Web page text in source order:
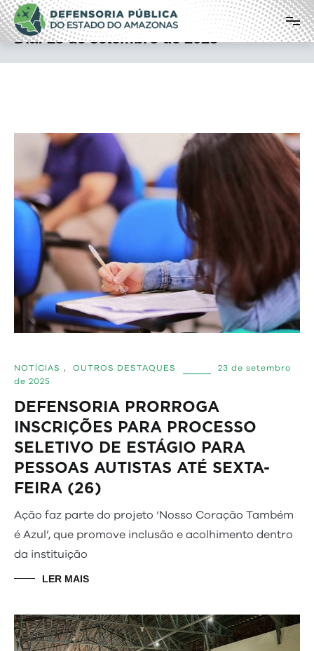
Pular
para
o
conteúdo
Defensoria Pública do Estado do
Amazonas
Dia:23 de setembro de 2025
NOTÍCIAS , OUTROS DESTAQUES
23 de setembro
de 2025
DEFENSORIA PRORROGA
INSCRIÇÕES PARA PROCESSO
SELETIVO DE ESTÁGIO PARA
PESSOAS AUTISTAS ATÉ SEXTA-
FEIRA (26)
Ação faz parte do projeto ‘Nosso Coração Também
é Azul’, que promove inclusão e acolhimento dentro
da instituição
LER MAIS